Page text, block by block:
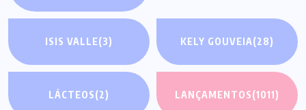
ISIS VALLE(3) KELY GOUVEIA(28)
LÁCTEOS(2) LANÇAMENTOS(1011)